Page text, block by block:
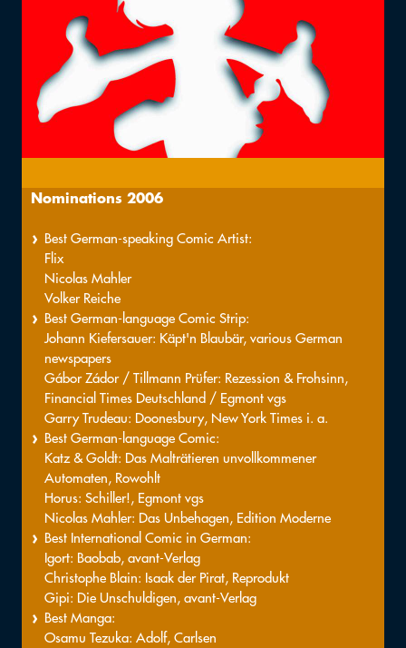
Nominations 2006
Best German-speaking Comic Artist:
Flix
Nicolas Mahler
Volker Reiche
Best German-language Comic Strip:
Johann Kiefersauer: Käpt'n Blaubär, various German
newspapers
Gábor Zádor / Tillmann Prüfer: Rezession & Frohsinn,
Financial Times Deutschland / Egmont vgs
Garry Trudeau: Doonesbury, New York Times i. a.
Best German-language Comic:
Katz & Goldt: Das Malträtieren unvollkommener
Automaten, Rowohlt
Horus: Schiller!, Egmont vgs
Nicolas Mahler: Das Unbehagen, Edition Moderne
Best International Comic in German:
Igort: Baobab, avant-Verlag
Christophe Blain: Isaak der Pirat, Reprodukt
Gipi: Die Unschuldigen, avant-Verlag
Best Manga:
Osamu Tezuka: Adolf, Carlsen